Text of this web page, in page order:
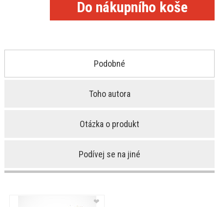
Podobné
Toho autora
Otázka o produkt
Podívej se na jiné
❤